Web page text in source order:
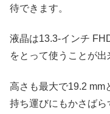
待できます。
液晶は13.3-インチ
をとって使うことが出
高さも最大で19.2 mm
持ち運びにもかさばら